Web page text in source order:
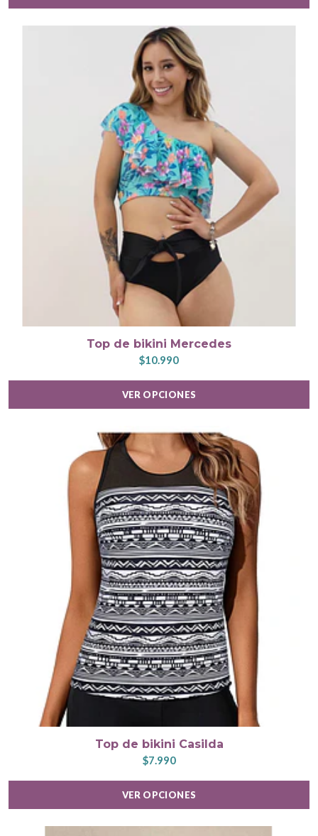
Top de bikini Mercedes
$10.990
VER OPCIONES
Top de bikini Casilda
$7.990
VER OPCIONES